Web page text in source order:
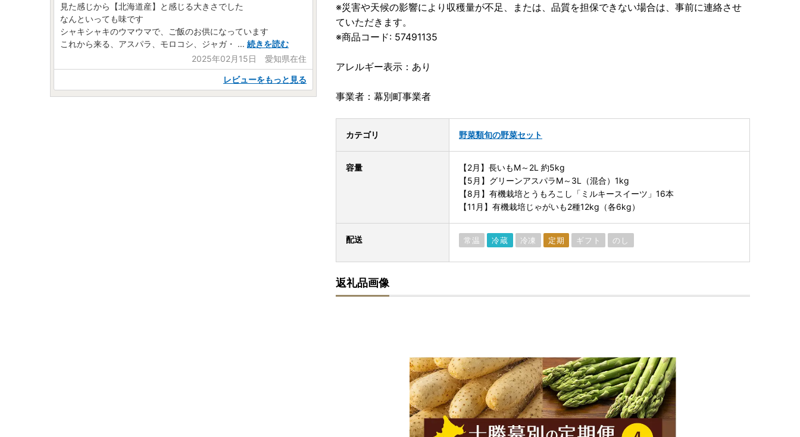
※災害や天候の影響により収穫量が不足、または、品質を担保できない場合は、事前に連絡させ
ていただきます。
※商品コード: 57491135
アレルギー表示：あり
事業者：幕別町事業者
カテゴリ 野菜類旬の野菜セット
容量
【2月】長いもM～2L 約5kg
【5月】グリーンアスパラM～3L（混合）1kg
【8月】有機栽培とうもろこし「ミルキースイーツ」16本
【11月】有機栽培じゃがいも2種12kg（各6kg）
配送 常温 冷蔵 冷凍 定期 ギフト のし
返礼品画像
見た感じから【北海道産】と感じる大きさでした
なんといっても味です
シャキシャキのウマウマで、ご飯のお供になっています
これから来る、アスパラ、モロコシ、ジャガ・ ... 続きを読む
2025年02月15日 愛知県在住
レビューをもっと見る